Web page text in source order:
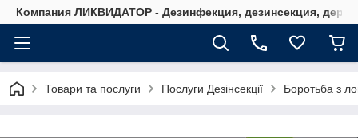
Компания ЛИКВИДАТОР - Дезинфекция, дезинсекция,
Товари та послуги Послуги Дезінсекції Боротьба з